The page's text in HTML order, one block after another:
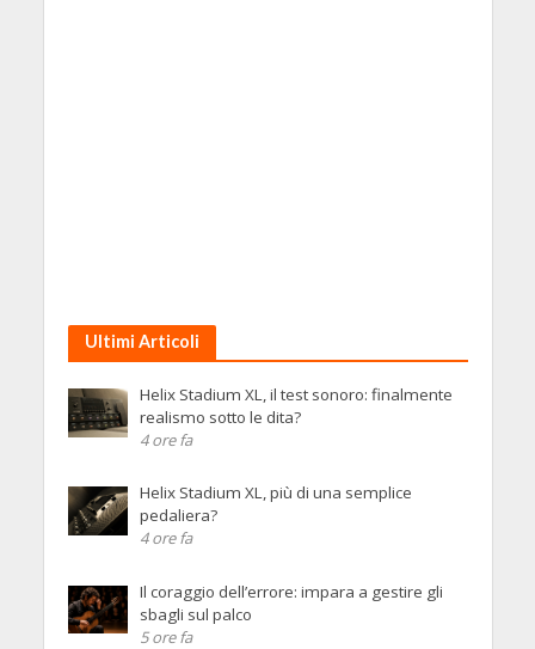
Ultimi Articoli
Helix Stadium XL, il test sonoro: finalmente
realismo sotto le dita?
4 ore fa
Helix Stadium XL, più di una semplice
pedaliera?
4 ore fa
Il coraggio dell’errore: impara a gestire gli
sbagli sul palco
5 ore fa